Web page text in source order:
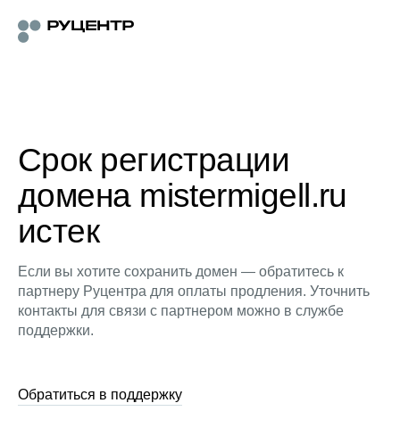
Срок регистрации
домена mistermigell.ru
истек
Если вы хотите сохранить домен — обратитесь к
партнеру Руцентра для оплаты продления. Уточнить
контакты для связи с партнером можно в службе
поддержки.
Обратиться в поддержку